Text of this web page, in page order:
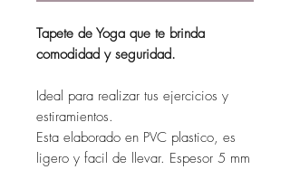
Tapete de Yoga que te brinda
comodidad y seguridad.
Ideal para realizar tus ejercicios y
estiramientos.
Esta elaborado en PVC plastico, es
ligero y facil de llevar. Espesor 5 mm